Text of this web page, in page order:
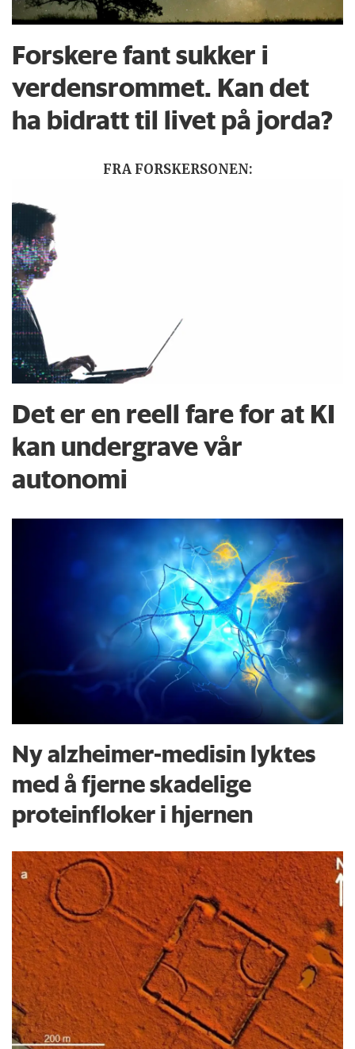
Forskere fant sukker i
verdensrommet. Kan det
ha bidratt til livet på jorda?
FRA FORSKERSONEN:
Det er en reell fare for at KI
kan undergrave vår
autonomi
Ny alzheimer-medisin lyktes
med å fjerne skadelige
proteinfloker i hjernen